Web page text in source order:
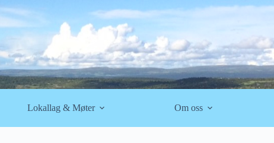
Lokallag & Møter Om oss